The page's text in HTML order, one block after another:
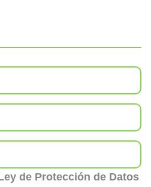
de Protección de Datos